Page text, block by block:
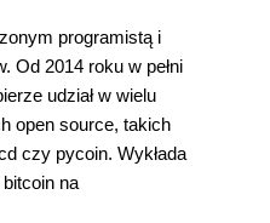
programistą i
Od 2014 roku w pełni
udział w wielu
open source, takich
czy pycoin. Wykłada
na